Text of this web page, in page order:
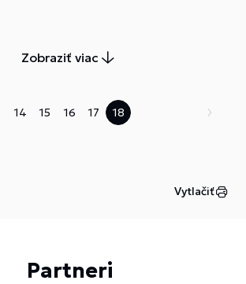
Zobraziť viac
14 15 16 17 18
Vytlačiť
Partneri